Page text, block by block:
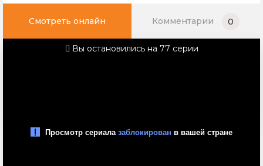
Смотреть онлайн Комментарии 0
Вы остановились на 77 серии